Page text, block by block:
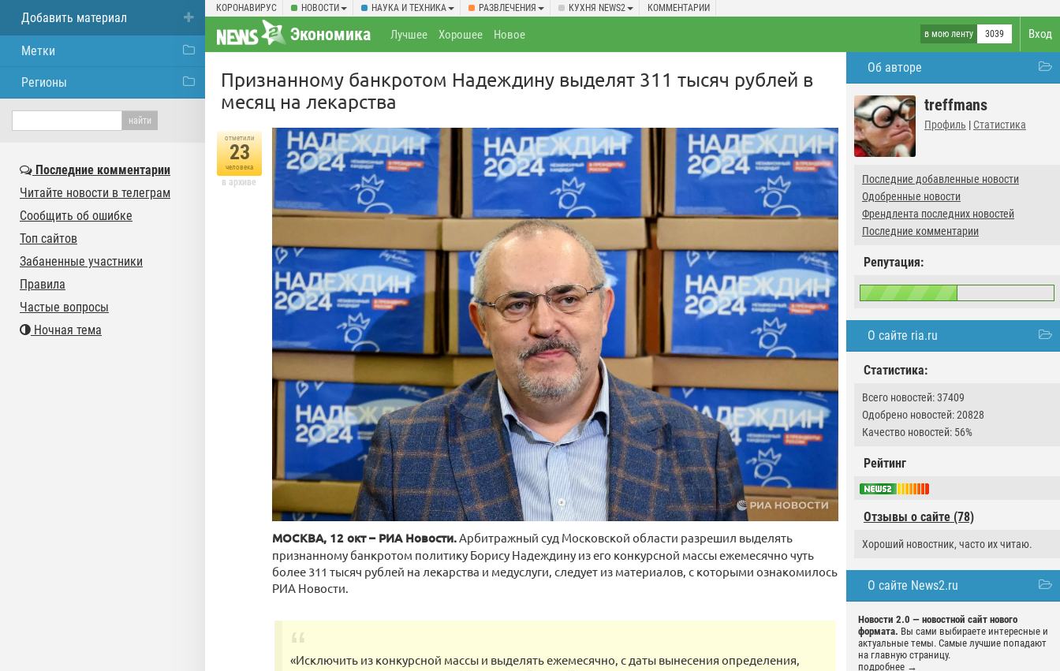
КОРОНАВИРУС НОВОСТИ НАУКА И ТЕХНИКА РАЗВЛЕЧЕНИЯ КУХНЯ NEWS2 КОММЕНТАРИИ
Вход
Экономика в мою ленту 3039
Лучшее Хорошее Новое
Об авторе
treffmans
Профиль | Статистика
Последние добавленные новости
Одобренные новости
Френдлента последних новостей
Последние комментарии
Репутация:
О сайте ria.ru
Статистика:
Всего новостей: 37409
Одобрено новостей: 20828
Качество новостей: 56%
Рейтинг
Отзывы о сайте (78)
Хороший новостник, часто их читаю.
О сайте News2.ru
Новости 2.0 — новостной сайт нового
формата. Вы сами выбираете интересные и
актуальные темы. Самые лучшие попадают
на главную страницу.
подробнее →
Признанному банкротом Надеждину выделят 311 тысяч рублей в
месяц на лекарства
отметили
23
человека
в архиве
МОСКВА, 12 окт – РИА Новости.Арбитражный суд Московской области разрешил выделять
признанному банкротом политику Борису Надеждину из его конкурсной массы ежемесячно чуть
более 311 тысяч рублей на лекарства и медуслуги, следует из материалов, с которыми ознакомилось
РИА Новости.
«Исключить из конкурсной массы и выделять ежемесячно, с даты вынесения определения,
Добавить материал
Метки
Регионы
Последние комментарии
Читайте новости в телеграм
Сообщить об ошибке
Топ сайтов
Забаненные участники
Правила
Частые вопросы
Ночная тема